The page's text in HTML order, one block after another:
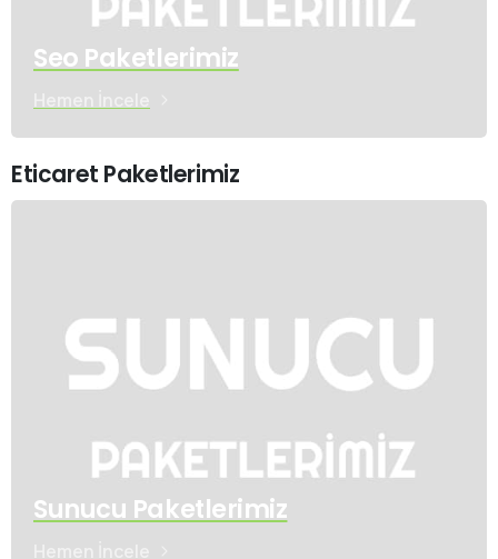
Seo Paketlerimiz
Eticaret Paketlerimiz
Sunucu Paketlerimiz